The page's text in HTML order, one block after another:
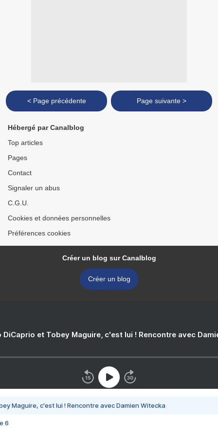
< Page précédente Page suivante >
Hébergé par Canalblog
Top articles
Pages
Contact
Signaler un abus
C.G.U.
Cookies et données personnelles
Préférences cookies
Créer un blog sur Canalblog
Créer un blog
DiCaprio et Tobey Maguire, c'est lui ! Rencontre avec
Maguire, c'est lui ! Rencontre avec Damien Witecka
6